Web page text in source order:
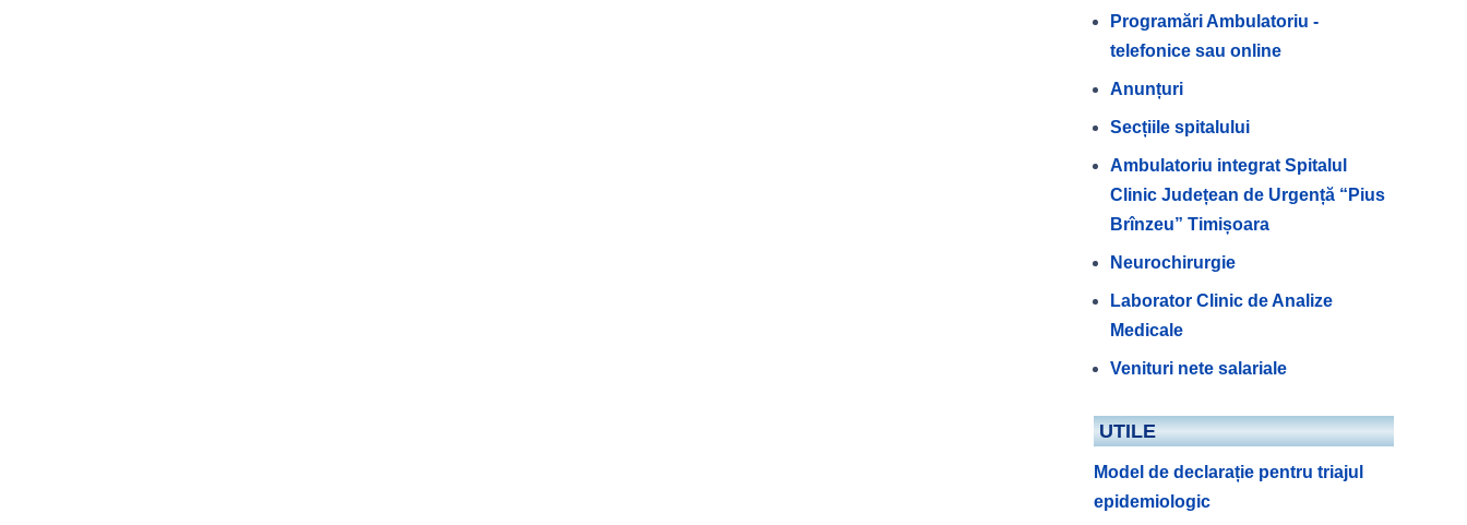
Programări Ambulatoriu -
telefonice sau online
Anunțuri
Secțiile spitalului
Ambulatoriu integrat Spitalul
Clinic Județean de Urgență “Pius
Brînzeu” Timișoara
Neurochirurgie
Laborator Clinic de Analize
Medicale
Venituri nete salariale
UTILE
Model de declarație pentru triajul
epidemiologic